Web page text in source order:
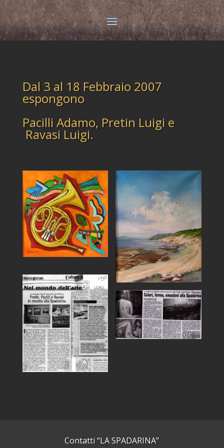
Dal 3 al 18 Febbraio 2007
espongono
Pacilli Adamo, Pretin Luigi e
Ravasi Luigi.
Contatti “LA SPADARINA”